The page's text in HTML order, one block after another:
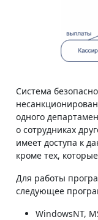
Система
одного
о сотрудниках
имеет доступа к
кроме тех,
Для работы
следующее
WindowsNT,